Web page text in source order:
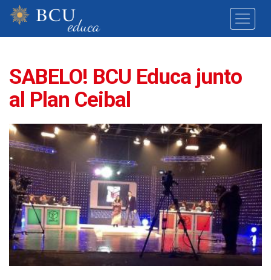
SABELO! BCU Educa junto
al Plan Ceibal